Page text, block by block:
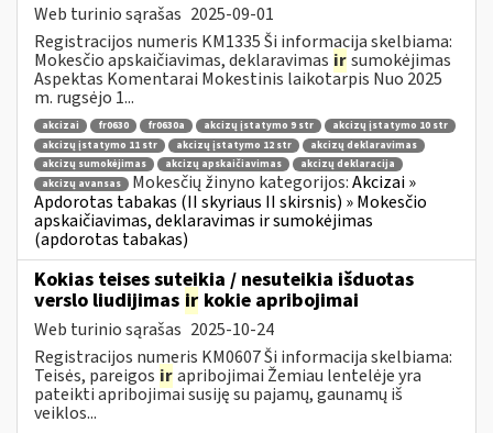
Web turinio sąrašas 2025-09-01
Registracijos numeris KM1335 Ši informacija skelbiama:
Mokesčio apskaičiavimas, deklaravimas irsumokėjimas
Aspektas Komentarai Mokestinis laikotarpis Nuo 2025
m. rugsėjo 1...
akcizai fr0630 fr0630a akcizų įstatymo 9 str
akcizų įstatymo 10 str
akcizų įstatymo 11 str
akcizų įstatymo 12 str
akcizų deklaravimas
akcizų sumokėjimas
akcizų apskaičiavimas
akcizų deklaracija
akcizų avansas
Mokesčių žinyno kategorijos:Akcizai »
Apdorotas tabakas (II skyriaus II skirsnis) » Mokesčio
apskaičiavimas, deklaravimas ir sumokėjimas
(apdorotas tabakas)
Kokias teises suteikia / nesuteikia išduotas
verslo liudijimas ir kokie apribojimai
Web turinio sąrašas 2025-10-24
Registracijos numeris KM0607 Ši informacija skelbiama:
Teisės, pareigos irapribojimai Žemiau lentelėje yra
pateikti apribojimai susiję su pajamų, gaunamų iš
veiklos...